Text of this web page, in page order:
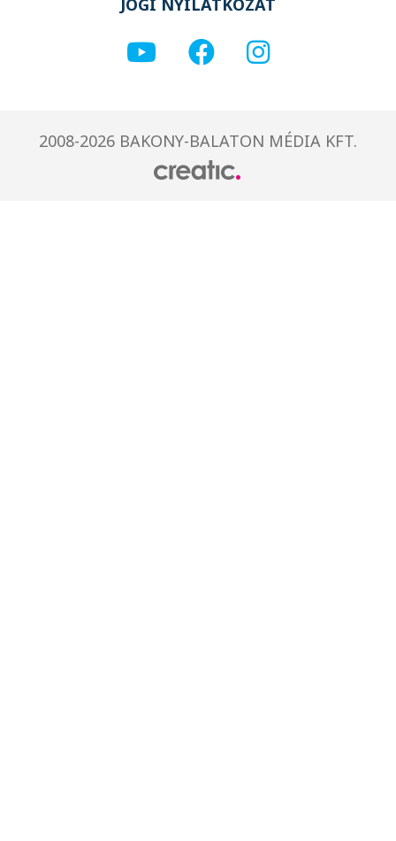
JOGI NYILATKOZAT
2008-2026 BAKONY-BALATON MÉDIA KFT.